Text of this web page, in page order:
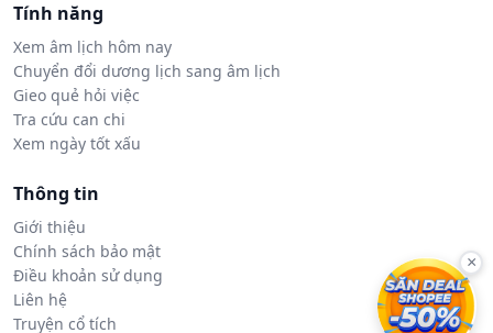
Tính năng
Xem âm lịch hôm nay
Chuyển đổi dương lịch sang âm lịch
Gieo quẻ hỏi việc
Tra cứu can chi
Xem ngày tốt xấu
Thông tin
Giới thiệu
Chính sách bảo mật
Điều khoản sử dụng
Liên hệ
Truyện cổ tích
×